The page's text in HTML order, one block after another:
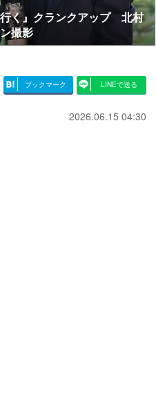
く』クランクアップ 北村
撮影
ブックマーク LINEで送る
2026.06.15 04:30